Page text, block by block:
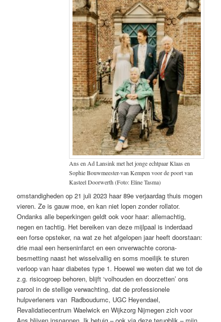
Ans en Ad Lansink met het jonge echtpaar Klaas en
Sophie Bouwmeester-van Kempen voor de poort van
Kasteel Doorwerth (Foto: Eline Tasma)
omstandigheden op 21 juli 2023 haar 89e verjaardag thuis mogen
vieren. Ze is gauw moe, en kan niet lopen zonder rollator.
Ondanks alle beperkingen geldt ook voor haar: allemachtig,
negen en tachtig. Het bereiken van deze mijlpaal is inderdaad
een forse opsteker, na wat ze het afgelopen jaar heeft doorstaan:
drie maal een herseninfarct en een onverwachte corona-
besmetting naast het wisselvallig en soms moeilijk te sturen
verloop van haar diabetes type 1. Hoewel we weten dat we tot de
z.g. risicogroep behoren, blijft ‘volhouden en doorzetten’ ons
parool in de stellige verwachting, dat de professionele
hulpverleners van Radboudumc, UGC Heyendael,
Revalidatiecentrum Waelwick en Wijkzorg Nijmegen zich voor
Ans blijven inspannen. Ik betuig – ook via deze terugblik – mijn